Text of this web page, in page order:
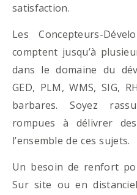
satisfaction.
Les Concepteurs-
comptent jusqu’à
dans le domaine du
GED, PLM, WMS, SIG,
barbares. Soyez
rompues à délivrer
l’ensemble de ces sujets.
Un besoin de renfort
Sur site ou en